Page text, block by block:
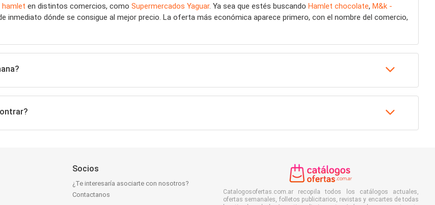
en distintos comercios, como Supermercados Yaguar. Ya sea que estés buscando Hamlet chocolate, M&k -
inmediato dónde se consigue al mejor precio. La oferta más económica aparece primero, con el nombre del comercio,
Socios
¿Te interesaría asociarte con nosotros?
Contactanos
Catalogosofertas.com.ar recopila todos los catálogos actuales,
ofertas semanales, folletos publicitarios, revistas y encartes de todas